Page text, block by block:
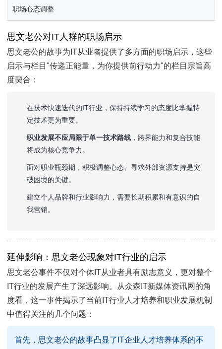
职场心态调整
思文老公对IT人群的职场启示
思文老公的故事为IT从业者提供了多方面的职场启示，这些
启示与栏目"传递正能量，为你提供前行动力"的栏目宗旨高
度契合：
在技术快速迭代的IT行业，保持持续学习的态度比掌握特
定技术更为重要。
职业发展不应局限于单一技术路线 ，跨界能力和复合技能
将成为核心竞争力。
面对职业瓶颈期，积极调整心态、寻求外部资源支持是突
破困境的关键。
建立个人品牌和行业影响力，需要长期积累和有意识的自
我营销。
延伸影响：思文老公现象对IT行业的启示
思文老公事件不仅对个体IT从业者具有励志意义，更对整个
IT行业的发展产生了深远影响。从众森IT新媒体资讯网的角
度看，这一事件揭示了当前IT行业人才培养和职业发展机制
中值得关注的几个问题：
首先，思文老公的故事凸显了IT企业人才培养体系的不